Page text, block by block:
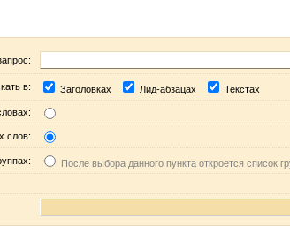
в: Заголовках Лид-абзацах Текстах
слов:
После выбора данного пункта откроется список